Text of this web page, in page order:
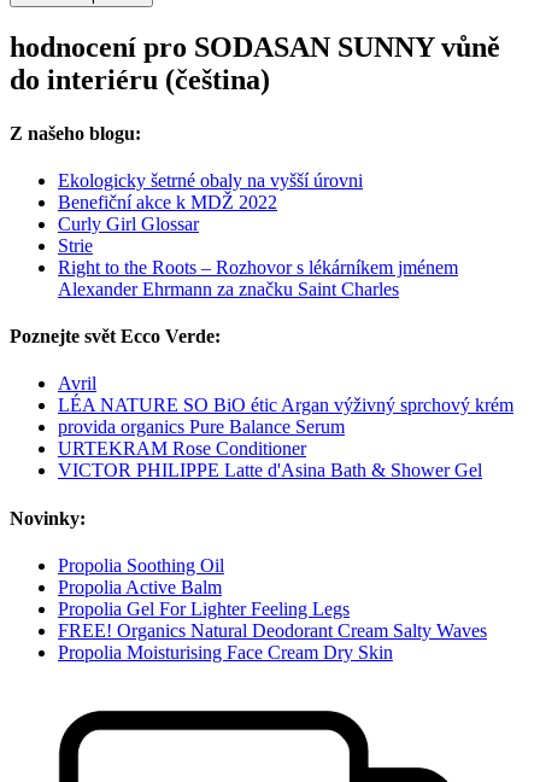
hodnocení pro SODASAN SUNNY vůně
do interiéru (čeština)
Z našeho blogu:
Ekologicky šetrné obaly na vyšší úrovni
Benefiční akce k MDŽ 2022
Curly Girl Glossar
Strie
Right to the Roots – Rozhovor s lékárníkem jménem
Alexander Ehrmann za značku Saint Charles
Poznejte svět Ecco Verde:
Avril
LÉA NATURE SO BiO étic Argan výživný sprchový krém
provida organics Pure Balance Serum
URTEKRAM Rose Conditioner
VICTOR PHILIPPE Latte d'Asina Bath & Shower Gel
Novinky:
Propolia Soothing Oil
Propolia Active Balm
Propolia Gel For Lighter Feeling Legs
FREE! Organics Natural Deodorant Cream Salty Waves
Propolia Moisturising Face Cream Dry Skin